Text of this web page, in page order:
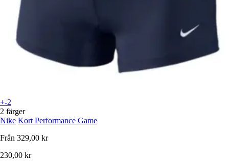
+-2
2 färger
Nike Kort Performance Game
Från 329,00 kr
230,00 kr